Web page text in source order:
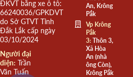
ĐKVT bằng xe ô tô:
66240036/GPKDVT
do Sở GTVT Tỉnh
Đắk Lắk cấp ngày
03/10/2024
Người đại
diện: Trần
Văn Tuấn
An, Krông
Pắk
Vp Krông
Pắk
3:Thôn 3,
Xã Hòa
An (nhà
ông Còn),
Krông Pắk